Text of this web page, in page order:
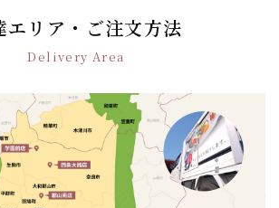
エリア・ご注文方法
Delivery Area